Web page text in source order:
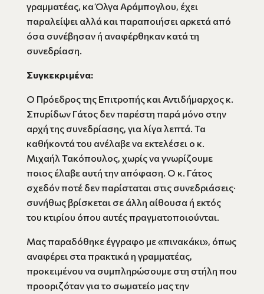
γραμματέας, κα Όλγα Αράμπογλου, έχει
παραλείψει αλλά και παραποιήσει αρκετά από
όσα συνέβησαν ή αναφέρθηκαν κατά τη
συνεδρίαση.
Συγκεκριμένα:
Ο Πρόεδρος της Επιτροπής και Αντιδήμαρχος κ.
Σπυρίδων Γάτος δεν παρέστη παρά μόνο στην
αρχή της συνεδρίασης, για λίγα λεπτά. Τα
καθήκοντά του ανέλαβε να εκτελέσει ο κ.
Μιχαήλ Τακόπουλος, χωρίς να γνωρίζουμε
ποιος έλαβε αυτή την απόφαση. Ο κ. Γάτος
σχεδόν ποτέ δεν παρίσταται στις συνεδριάσεις·
συνήθως βρίσκεται σε άλλη αίθουσα ή εκτός
του κτιρίου όπου αυτές πραγματοποιούνται.
Μας παραδόθηκε έγγραφο με «πινακάκι», όπως
αναφέρει στα πρακτικά η γραμματέας,
προκειμένου να συμπληρώσουμε στη στήλη που
προοριζόταν για το σωματείο μας την